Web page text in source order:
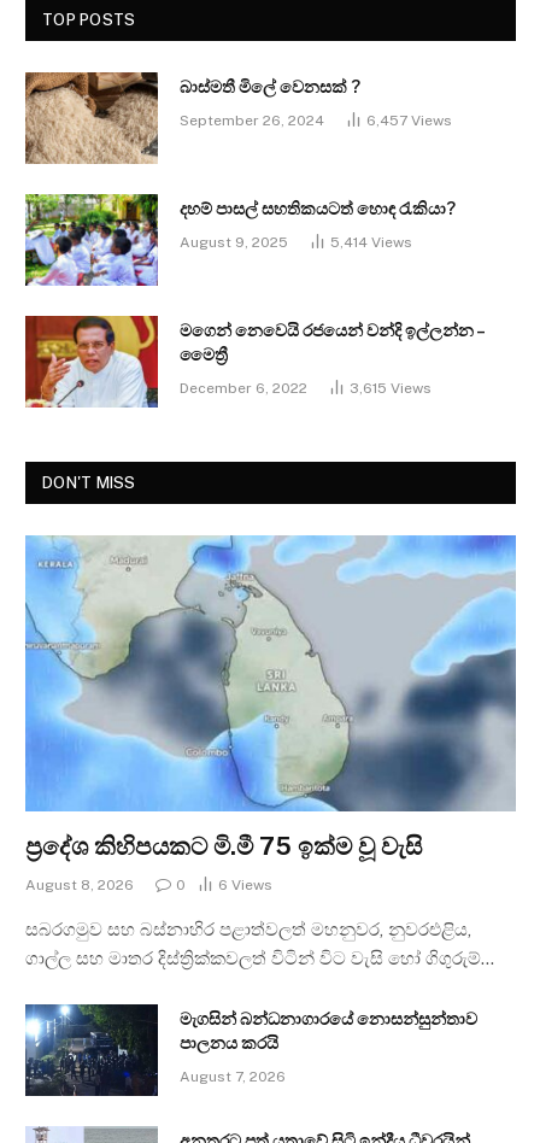
TOP POSTS
බාස්මතී මිලේ වෙනසක් ?
September 26, 2024 6,457 Views
දහම් පාසල් සහතිකයටත් හොඳ රැකියා?
August 9, 2025 5,414 Views
මගෙන් නෙවෙයි රජයෙන් වන්දි ඉල්ලන්න –
මෛත්‍රී
December 6, 2022 3,615 Views
DON'T MISS
ප්‍රදේශ කිහිපයකට මි.මී 75 ඉක්ම වූ වැසි
August 8, 2026 0 6 Views
සබරගමුව සහ බස්නාහිර පළාත්වලත් මහනුවර, නුවරඑළිය,
ගාල්ල සහ මාතර දිස්ත්‍රික්කවලත් විටින් විට වැසි හෝ ගිගුරුම්…
මැගසින් බන්ධනාගාරයේ නොසන්සුන්තාව
පාලනය කරයි
August 7, 2026